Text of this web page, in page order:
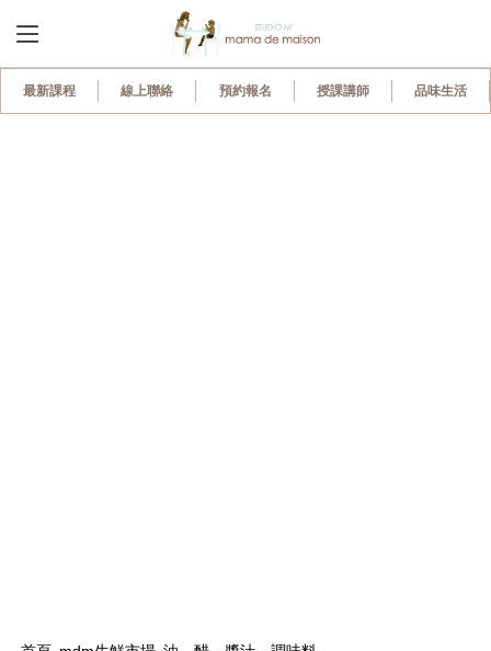
最新課程 線上聯絡 預約報名 授課講師 品味生活